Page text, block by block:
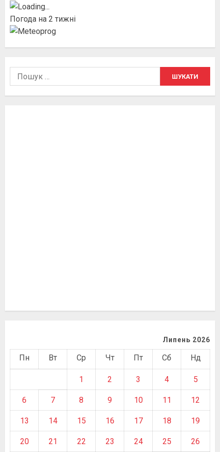
Погода на 2 тижні
Пошук:
Липень 2026
Пн Вт Ср Чт Пт Сб Нд
1 2 3 4 5
6 7 8 9 10 11 12
13 14 15 16 17 18 19
20 21 22 23 24 25 26